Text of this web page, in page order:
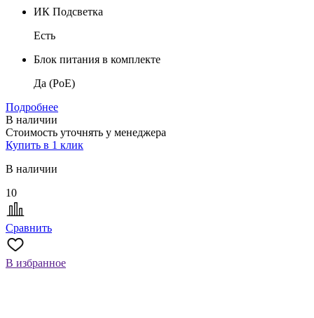
ИК Подсветка
Есть
Блок питания в комплекте
Да (PoE)
Подробнее
В наличии
Стоимость уточнять у менеджера
Купить в 1 клик
В наличии
10
Сравнить
В избранное